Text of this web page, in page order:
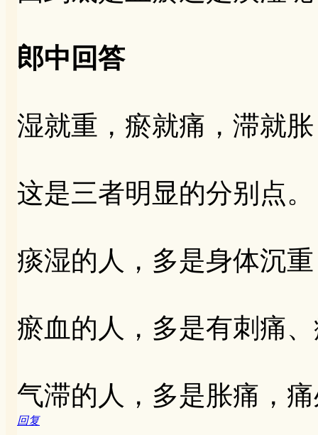
郎中回答
湿就重，瘀就痛，滞就
这是三者明显的分别点。
痰湿的人，多是身体沉
瘀血的人，多是有刺痛
气滞的人，多是胀痛，
回复